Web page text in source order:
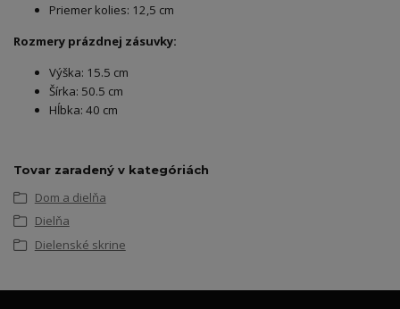
Priemer kolies: 12,5 cm
Rozmery prázdnej zásuvky:
Výška: 15.5 cm
Šírka: 50.5 cm
Hĺbka: 40 cm
Tovar zaradený v kategóriách
Dom a dielňa
Dielňa
Dielenské skrine